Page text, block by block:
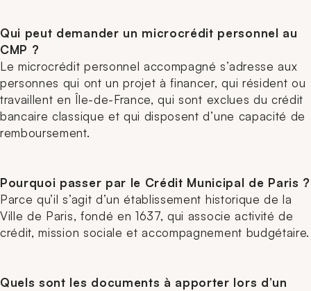
Qui peut demander un microcrédit personnel au
CMP ?
Le microcrédit personnel accompagné s’adresse aux
personnes qui ont un projet à financer, qui résident ou
travaillent en Île-de-France, qui sont exclues du crédit
bancaire classique et qui disposent d’une capacité de
remboursement.
Pourquoi passer par le Crédit Municipal de Paris ?
Parce qu’il s’agit d’un établissement historique de la
Ville de Paris, fondé en 1637, qui associe activité de
crédit, mission sociale et accompagnement budgétaire.
Quels sont les documents à apporter lors d’un